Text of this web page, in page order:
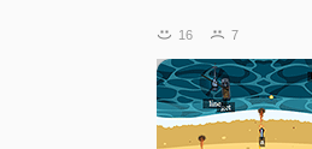
ещё необходимо
вариантами действий.
вас ожидают большие
16 7